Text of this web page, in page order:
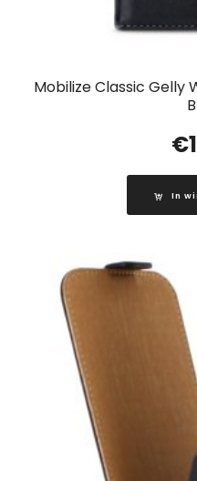
Mobilize Classic Gelly
€
In